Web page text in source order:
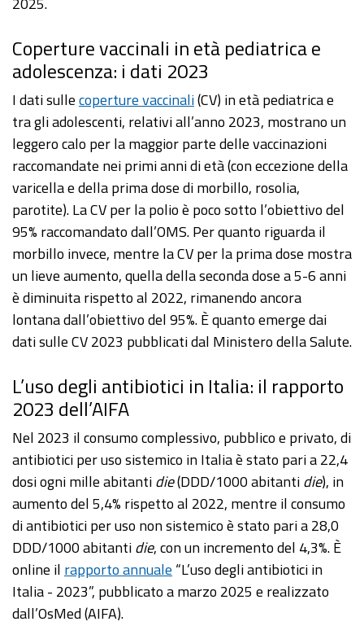
Coperture vaccinali in età pediatrica e
adolescenza: i dati 2023
I dati sullecoperture vaccinali(CV) in età pediatrica e
tra gli adolescenti, relativi all’anno 2023, mostrano un
leggero calo per la maggior parte delle vaccinazioni
raccomandate nei primi anni di età (con eccezione della
varicella e della prima dose di morbillo, rosolia,
parotite). La CV per la polio è poco sotto l’obiettivo del
95% raccomandato dall’OMS. Per quanto riguarda il
morbillo invece, mentre la CV per la prima dose mostra
un lieve aumento, quella della seconda dose a 5-6 anni
è diminuita rispetto al 2022, rimanendo ancora
lontana dall’obiettivo del 95%. È quanto emerge dai
dati sulle CV 2023 pubblicati dal Ministero della Salute.
L’uso degli antibiotici in Italia: il rapporto
2023 dell’AIFA
Nel 2023 il consumo complessivo, pubblico e privato, di
antibiotici per uso sistemico in Italia è stato pari a 22,4
dosi ogni mille abitantidie(DDD/1000 abitantidie), in
aumento del 5,4% rispetto al 2022, mentre il consumo
di antibiotici per uso non sistemico è stato pari a 28,0
DDD/1000 abitantidie, con un incremento del 4,3%. È
online il rapporto annuale “L’uso degli antibiotici in
Italia - 2023”, pubblicato a marzo 2025 e realizzato
dall’OsMed (AIFA).